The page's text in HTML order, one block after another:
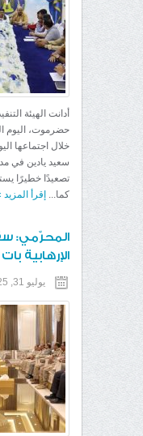
أدانت الهيئة
حضرموت، اليوم
خلال اجتماعها
سعيد يادين في
تصعيدًا خطيرًا
كما... إقرأ المزيد
المحرّمي:
الإرهابية
يوليو 31, 2025